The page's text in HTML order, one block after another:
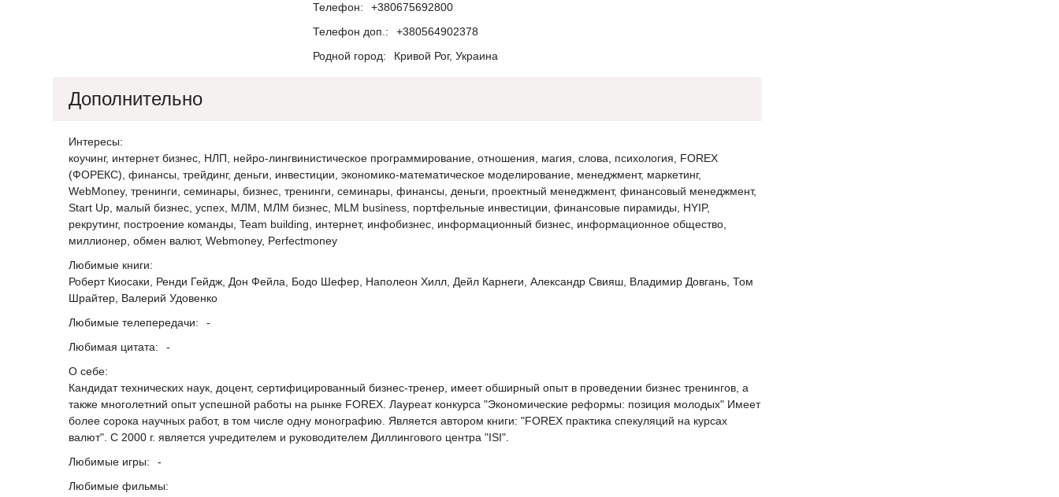
Телефон:
+380675692800
Телефон доп.:
+380564902378
Родной город:
Кривой Рог, Украина
Дополнительно
Интересы:
коучинг, интернет бизнес, НЛП, нейро-лингвинистическое программирование, отношения, магия, слова, психология, FOREX
(ФОРЕКС), финансы, трейдинг, деньги, инвестиции, экономико-математическое моделирование, менеджмент, маркетинг,
WebMoney, тренинги, семинары, бизнес, тренинги, семинары, финансы, деньги, проектный менеджмент, финансовый менеджмент,
Start Up, малый бизнес, успех, МЛМ, МЛМ бизнес, MLM business, портфельные инвестиции, финансовые пирамиды, HYIP,
рекрутинг, построение команды, Team building, интернет, инфобизнес, информационный бизнес, информационное общество,
миллионер, обмен валют, Webmoney, Perfeсtmoney
Любимые книги:
Роберт Киосаки, Ренди Гейдж, Дон Фейла, Бодо Шефер, Наполеон Хилл, Дейл Карнеги, Александр Свияш, Владимир Довгань, Том
Шрайтер, Валерий Удовенко
Любимые телепередачи:
-
Любимая цитата:
-
О себе:
Кандидат технических наук, доцент, сертифицированный бизнес-тренер, имеет обширный опыт в проведении бизнес тренингов, а
также многолетний опыт успешной работы на рынке FOREX. Лауреат конкурса "Экономические реформы: позиция молодых" Имеет
более сорока научных работ, в том числе одну монографию. Является автором книги: "FOREX практика спекуляций на курсах
валют". С 2000 г. является учредителем и руководителем Диллингового центра "ISI".
Любимые игры:
-
Любимые фильмы: